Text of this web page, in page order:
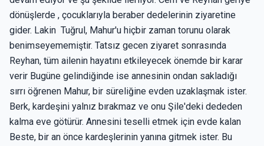
dönüşlerde , çocuklarıyla beraber dedelerinin ziyaretine
gider. Lakin Tuğrul, Mahur'u hiçbir zaman torunu olarak
benimseyememiştir. Tatsız gecen ziyaret sonrasında
Reyhan, tüm ailenin hayatını etkileyecek önemde bir karar
verir Bugüne gelindiğinde ise annesinin ondan sakladığı
sırrı öğrenen Mahur, bir süreliğine evden uzaklaşmak ister.
Berk, kardeşini yalnız bırakmaz ve onu Şile'deki dededen
kalma eve götürür. Annesini teselli etmek için evde kalan
Beste, bir an önce kardeşlerinin yanına gitmek ister. Bu